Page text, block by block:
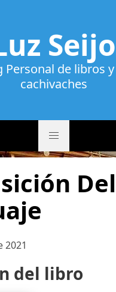
Seijo
Personal de libros
cachivaches
Del
2021
del libro